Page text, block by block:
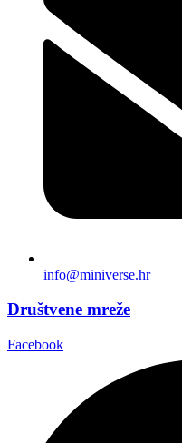
info@miniverse.hr
Društvene mreže
Facebook